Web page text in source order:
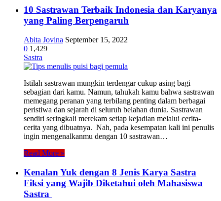
10 Sastrawan Terbaik Indonesia dan Karyanya
yang Paling Berpengaruh
Abita Jovina September 15, 2022
0 1,429
Sastra
Istilah sastrawan mungkin terdengar cukup asing bagi
sebagian dari kamu. Namun, tahukah kamu bahwa sastrawan
memegang peranan yang terbilang penting dalam berbagai
peristiwa dan sejarah di seluruh belahan dunia. Sastrawan
sendiri seringkali merekam setiap kejadian melalui cerita-
cerita yang dibuatnya. Nah, pada kesempatan kali ini penulis
ingin mengenalkanmu dengan 10 sastrawan…
Read More »
Kenalan Yuk dengan 8 Jenis Karya Sastra
Fiksi yang Wajib Diketahui oleh Mahasiswa
Sastra